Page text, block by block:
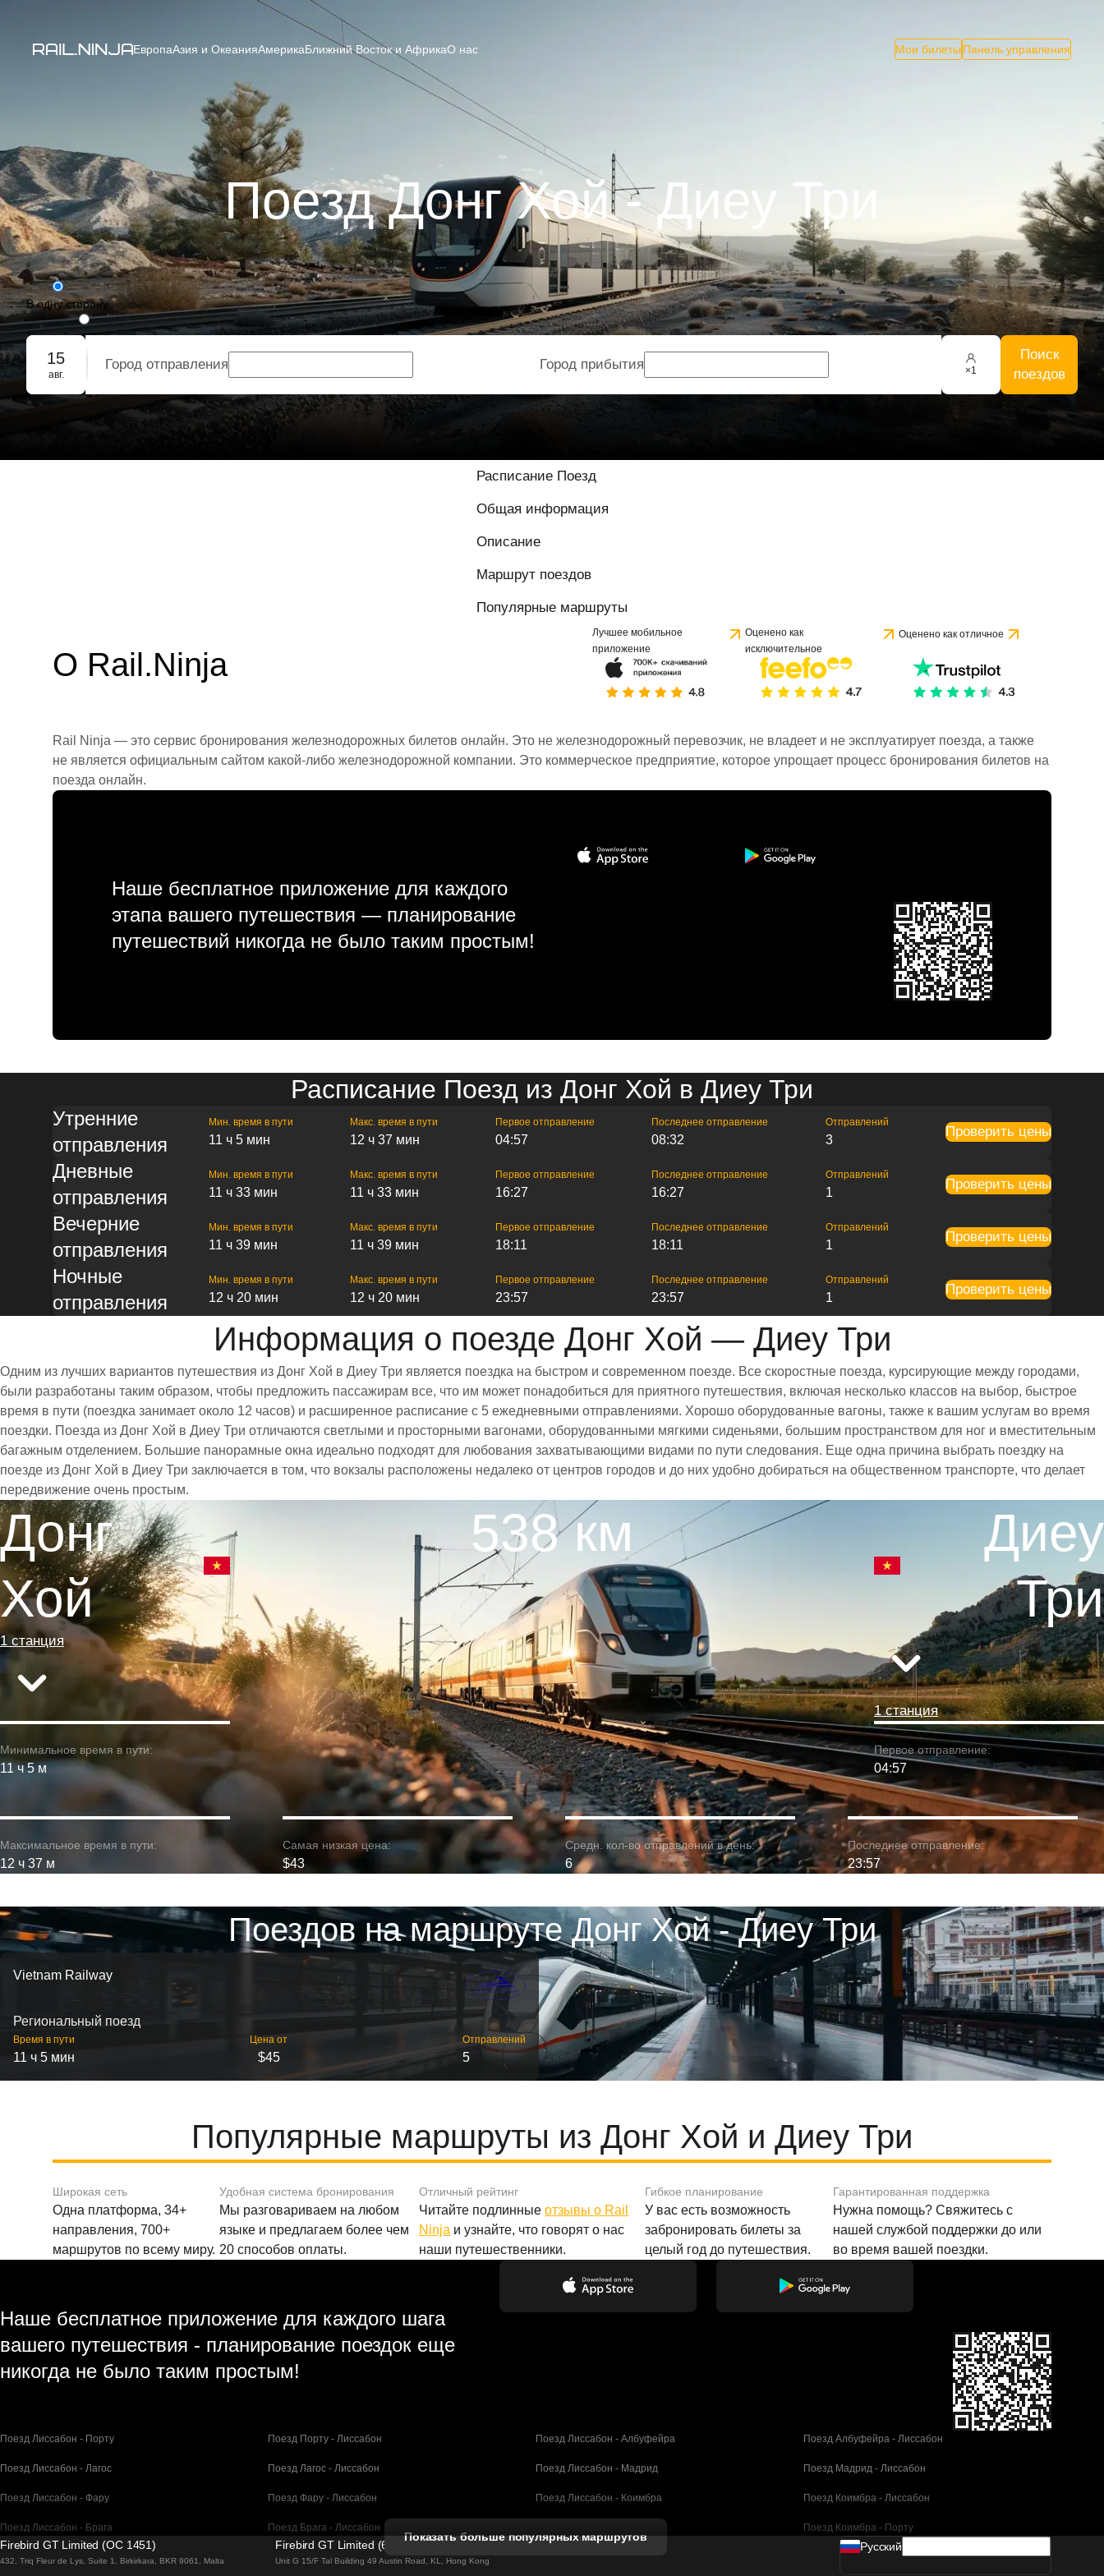
ЕвропаАзия и ОкеанияАмерикаБлижний Восток и АфрикаО нас Мои билеты Панель управления
Поезд Донг Хой - Диеу Три
В одну сторону
Туда-обратно
Групповое бронирование
15
авг.
Город отправления Город прибытия ×1
Поиск
поездов
Расписание Поезд
Общая информация
Описание
Маршрут поездов
Популярные маршруты
О Rail.Ninja
Лучшее мобильное
приложение
Оценено как
исключительное
Оценено как отличное
Rail Ninja — это сервис бронирования железнодорожных билетов онлайн. Это не железнодорожный перевозчик, не владеет и не эксплуатирует поезда, а также
не является официальным сайтом какой-либо железнодорожной компании. Это коммерческое предприятие, которое упрощает процесс бронирования билетов на
поезда онлайн.
Наше бесплатное приложение для каждого
этапа вашего путешествия — планирование
путешествий никогда не было таким простым!
Расписание Поезд из Донг Хой в Диеу Три
Утренние
отправления
Мин. время в пути
11 ч 5 мин
Макс. время в пути
12 ч 37 мин
Первое отправление
04:57
Последнее отправление
08:32
Отправлений
3
Проверить цены
Дневные
отправления
Мин. время в пути
11 ч 33 мин
Макс. время в пути
11 ч 33 мин
Первое отправление
16:27
Последнее отправление
16:27
Отправлений
1
Проверить цены
Вечерние
отправления
Мин. время в пути
11 ч 39 мин
Макс. время в пути
11 ч 39 мин
Первое отправление
18:11
Последнее отправление
18:11
Отправлений
1
Проверить цены
Ночные
отправления
Мин. время в пути
12 ч 20 мин
Макс. время в пути
12 ч 20 мин
Первое отправление
23:57
Последнее отправление
23:57
Отправлений
1
Проверить цены
Информация о поезде Донг Хой — Диеу Три
Одним из лучших вариантов путешествия из Донг Хой в Диеу Три является поездка на быстром и современном поезде. Все скоростные поезда, курсирующие между городами,
были разработаны таким образом, чтобы предложить пассажирам все, что им может понадобиться для приятного путешествия, включая несколько классов на выбор, быстрое
время в пути (поездка занимает около 12 часов) и расширенное расписание с 5 ежедневными отправлениями. Хорошо оборудованные вагоны, также к вашим услугам во время
поездки. Поезда из Донг Хой в Диеу Три отличаются светлыми и просторными вагонами, оборудованными мягкими сиденьями, большим пространством для ног и вместительным
багажным отделением. Большие панорамные окна идеально подходят для любования захватывающими видами по пути следования. Еще одна причина выбрать поездку на
поезде из Донг Хой в Диеу Три заключается в том, что вокзалы расположены недалеко от центров городов и до них удобно добираться на общественном транспорте, что делает
передвижение очень простым.
Донг
Хой
1 станция
538 км
Диеу
Три
1 станция
Минимальное время в пути:
11 ч 5 м
Первое отправление:
04:57
Максимальное время в пути:
12 ч 37 м
Самая низкая цена:
$43
Средн. кол-во отправлений в день:
6
Последнее отправление:
23:57
Поездов на маршруте Донг Хой - Диеу Три
Vietnam Railway
Региональный поезд
Время в пути
11 ч 5 мин
Цена от
$45
Отправлений
5
Популярные маршруты из Донг Хой и Диеу Три
Широкая сеть
Одна платформа, 34+
направления, 700+
маршрутов по всему миру.
Удобная система бронирования
Мы разговариваем на любом
языке и предлагаем более чем
20 способов оплаты.
Отличный рейтинг
Читайте подлинныеотзывы о Rail
Ninja и узнайте, что говорят о нас
наши путешественники.
Гибкое планирование
У вас есть возможность
забронировать билеты за
целый год до путешествия.
Гарантированная поддержка
Нужна помощь? Свяжитесь с
нашей службой поддержки до или
во время вашей поездки.
Наше бесплатное приложение для каждого шага
вашего путешествия - планирование поездок еще
никогда не было таким простым!
Поезд Лиссабон - Порту Поезд Порту - Лиссабон Поезд Лиссабон - Албуфейра Поезд Албуфейра - Лиссабон
Поезд Лиссабон - Лагос Поезд Лагос - Лиссабон Поезд Лиссабон - Мадрид Поезд Мадрид - Лиссабон
Поезд Лиссабон - Фару Поезд Фару - Лиссабон Поезд Лиссабон - Коимбра Поезд Коимбра - Лиссабон
Поезд Лиссабон - Брага Поезд Брага - Лиссабон Поезд Коимбра - Порту
Поезд Барселона - Мадрид Поезд Мадрид - Барселона Поезд Валенсия - Барселона
Показать больше популярных маршрутов
Firebird GT Limited (OC 1451)
432, Triq Fleur de Lys, Suite 1, Birkirkara, BKR 9061, Malta
Firebird GT Limited (61211989)
Unit G 15/F Tal Building 49 Austin Road, KL, Hong Kong
Pусский